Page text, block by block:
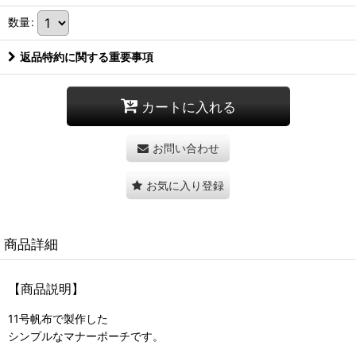
数量:
返品特約に関する重要事項
カートに入れる
お問い合わせ
お気に入り登録
商品詳細
【商品説明】
11号帆布で製作した
シンプルなマナーポーチです。